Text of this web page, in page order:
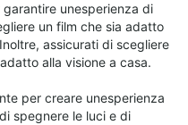
unesperienza di
un film che sia adatto
assicurati di scegliere
alla visione a casa.
per creare unesperienza
spegnere le luci e di